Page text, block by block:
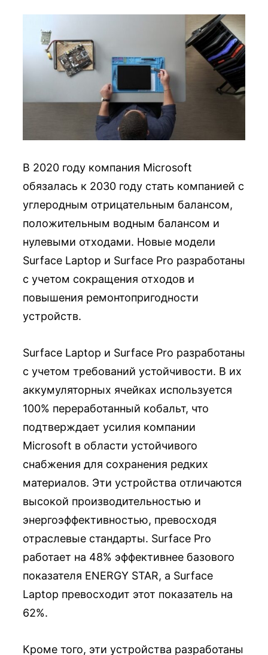
В 2020 году компания Microsoft
обязалась к 2030 году стать компанией с
углеродным отрицательным балансом,
положительным водным балансом и
нулевыми отходами. Новые модели
Surface Laptop и Surface Pro разработаны
с учетом сокращения отходов и
повышения ремонтопригодности
устройств.
Surface Laptop и Surface Pro разработаны
с учетом требований устойчивости. В их
аккумуляторных ячейках используется
100% переработанный кобальт, что
подтверждает усилия компании
Microsoft в области устойчивого
снабжения для сохранения редких
материалов. Эти устройства отличаются
высокой производительностью и
энергоэффективностью, превосходя
отраслевые стандарты. Surface Pro
работает на 48% эффективнее базового
показателя ENERGY STAR, а Surface
Laptop превосходит этот показатель на
62%.
Кроме того, эти устройства разработаны